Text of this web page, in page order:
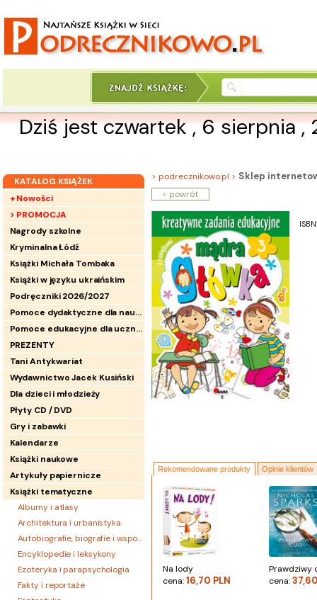
Dziś jest czwartek , 6 sierpnia
KATALOG KSIĄŻEK
+ Nowości
> PROMOCJA
Nagrody szkolne
Kryminalna Łódź
Książki Michała Tombaka
Książki w języku ukraińskim
Podręczniki 2026/2027
Pomoce dydaktyczne dla nauczycieli
Pomoce edukacyjne dla uczniów
PREZENTY
Tani Antykwariat
Wydawnictwo Jacek Kusiński
Dla dzieci i młodzieży
Płyty CD / DVD
Gry i zabawki
Kalendarze
Książki naukowe
Artykuły papiernicze
Książki tematyczne
Albumy i atlasy
Architektura i urbanistyka
Autobiografie, biografie i wspomnienia
Encyklopedie i leksykony
Ezoteryka i parapsychologia
Fakty i reportaże
> podrecznikowo.pl > Sklep
< powrót
ISBN:
Rekomendowane produkty Opinie klientów
Na lody
cena:16,70 PLN
Prawdziwy
cena: